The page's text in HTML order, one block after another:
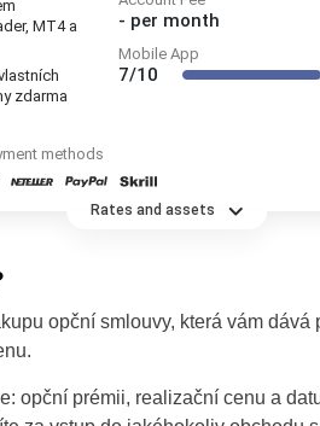
MT4 a
zdarma
- per month
Mobile App
7/10
methods
Rates and assets
opční smlouvy, která vám
opční prémii, realizační cenu a